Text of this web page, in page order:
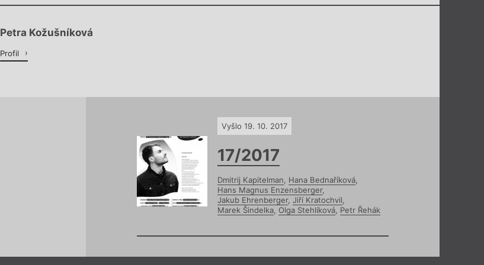
Chviličku.
Petra Kožušníková
Profil
Vyšlo 19. 10. 2017
17/2017
Dmitrij Kapitelman Hana Bednaříková
Hans Magnus Enzensberger,
Jakub Ehrenberger, Jiří Kratochvil
Marek Šindelka Olga Stehlíková Petr Řehák